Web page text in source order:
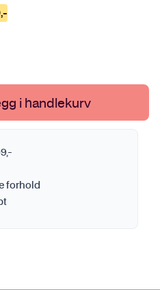
,-
i handlekurv
forhold